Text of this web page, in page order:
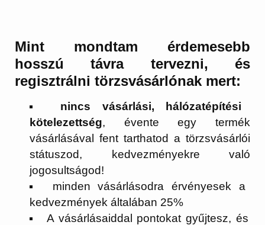
Mint mondtam érdemesebb
hosszú távra tervezni, és
regisztrálni törzsvásárlónak mert:
nincs vásárlási, hálózatépítési
kötelezettség, évente egy termék
vásárlásával fent tarthatod a törzsvásárlói
státuszod, kedvezményekre való
jogosultságod!
minden vásárlásodra érvényesek a
kedvezmények általában 25%
A vásárlásaiddal pontokat gyűjtesz, és